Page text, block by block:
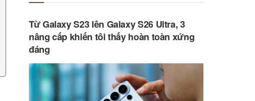
Từ Galaxy S23 lên Galaxy S26 Ultra, 3
nâng cấp khiến tôi thấy hoàn toàn xứng
đáng